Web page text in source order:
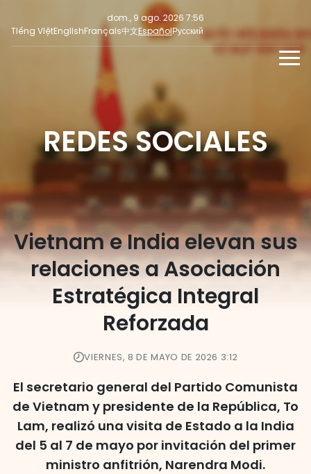
dom., 9 ago. 2026 7:56
Tiếng ViệtEnglishFrançais中文EspañolРусский
Últimas noticias
Enfoque
Opinión
NOTICIAS PARA LA PRENSA
REDES SOCIALES
REDES SOCIALES
Vietnam e India elevan sus
relaciones a Asociación
Estratégica Integral
Reforzada
VIERNES, 8 DE MAYO DE 2026 3:12
El secretario general del Partido Comunista
de Vietnam y presidente de la República, To
Lam, realizó una visita de Estado a la India
del 5 al 7 de mayo por invitación del primer
ministro anfitrión, Narendra Modi.